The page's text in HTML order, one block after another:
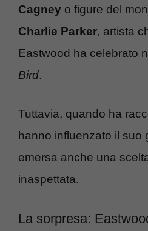
Cagney o figure del
Charlie Parker, artista
Eastwood ha celebrato
Bird.
Tuttavia, quando ha
hanno influenzato il suo
emersa anche una
inaspettata.
La sorpresa: